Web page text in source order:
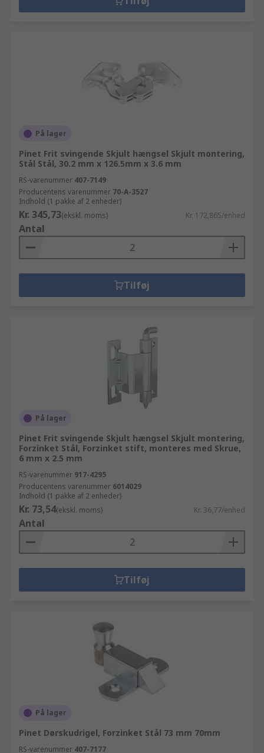
På lager
Pinet Frit svingende Skjult hængsel Skjult montering,
Stål Stål, 30.2 mm x 126.5mm x 3.6 mm
RS-varenummer 407-7149
Producentens varenummer 70-A-3527
Indhold (1 pakke af 2 enheder)
Kr. 345,73(ekskl. moms) Kr. 172,865/enhed
Antal
Tilføj
På lager
Pinet Frit svingende Skjult hængsel Skjult montering,
Forzinket Stål, Forzinket stift, monteres med Skrue,
6 mm x 2.5 mm
RS-varenummer 917-4295
Producentens varenummer 6014029
Indhold (1 pakke af 2 enheder)
Kr. 73,54(ekskl. moms) Kr. 36,77/enhed
Antal
Tilføj
På lager
Pinet Dørskudrigel, Forzinket Stål 73 mm 70mm
RS-varenummer 407-7177